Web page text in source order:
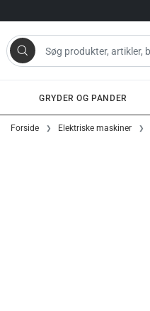
Gå til indhold
artikler, brands
GRYDER OG PANDER
Forside Elektriske maskiner